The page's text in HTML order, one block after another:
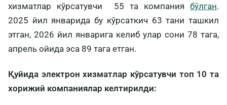
хизматлар кўрсатувчи 55 та компания бўлган.
2025 йил январида бу кўрсаткич 63 тани ташкил
этган, 2026 йил январига келиб улар сони 78 тага,
апрель ойида эса 89 тага етган.
Қуйида электрон хизматлар кўрсатувчи топ 10 та
хорижий компаниялар келтирилди: